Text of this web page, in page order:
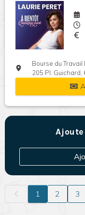
Bourse du Travail
205 Pl. Guichard,
1 2 3